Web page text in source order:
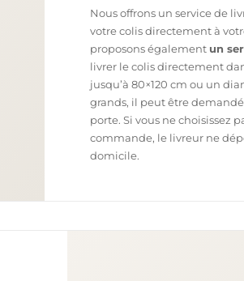
Nous offrons un service de
votre colis directement à
proposons également un
livrer le colis directement
jusqu’à 80×120 cm ou un
grands, il peut être
porte. Si vous ne choisissez
commande, le livreur ne
domicile.